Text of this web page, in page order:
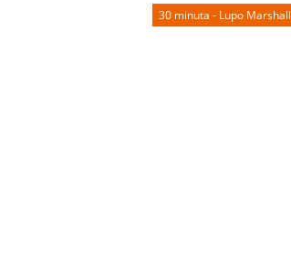
30 minuta - Lupo Marshall